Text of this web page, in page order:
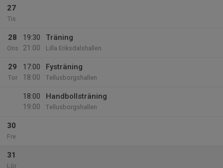
27
Tis
28
Ons
19:30
21:00
Träning
Lilla Eriksdalshallen
29
Tor
17:00
18:00
Fysträning
Tellusborgshallen
18:00
19:00
Handbollsträning
Tellusborgshallen
30
Fre
31
Lör